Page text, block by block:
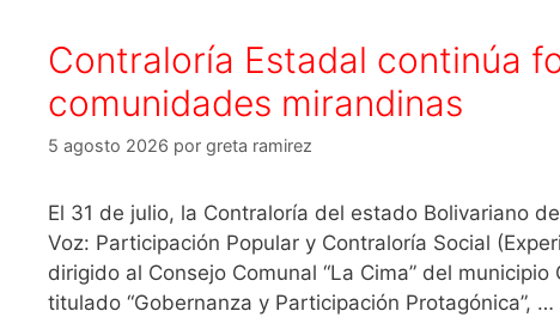
Contraloría Estadal continúa
comunidades mirandinas
5 agosto 2026 por greta ramirez
El 31 de julio, la Contraloría del estado Bolivariano
Voz: Participación Popular y Contraloría Social
dirigido al Consejo Comunal “La Cima” del
titulado “Gobernanza y Participación Protagónica”, …